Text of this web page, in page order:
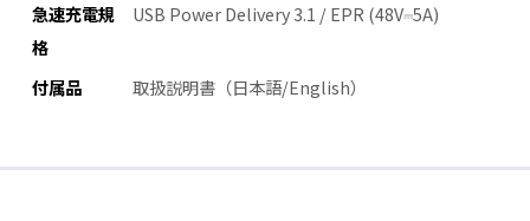
急速充電規
格
USB Power Delivery 3.1 / EPR (48V⎓5A)
付属品 取扱説明書（日本語/English）